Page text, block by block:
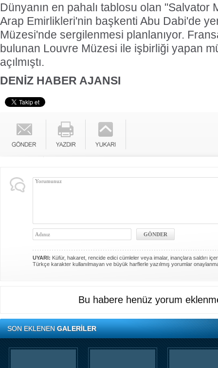
Dünyanın en pahalı tablosu olan "Salvator
Arap Emirlikleri'nin başkenti Abu Dabi'de
Müzesi'nde sergilenmesi planlanıyor.
bulunan Louvre Müzesi ile işbirliği yapan
açılmıştı.
DENİZ HABER AJANSI
UYARI: Küfür, hakaret, rencide edici cümleler veya imalar, inançlara saldırı
Türkçe karakter kullanılmayan ve büyük harflerle yazılmış yorumlar
Bu habere henüz yorum
SON EKLENENGALERİLER